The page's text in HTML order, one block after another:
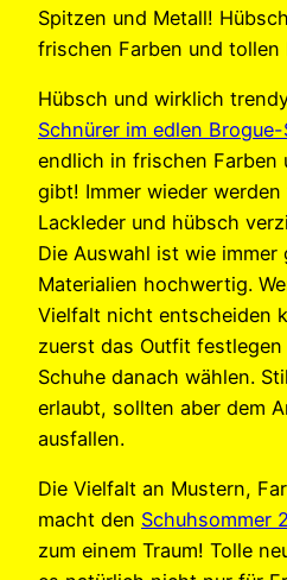
Spitzen und Metall!
frischen Farben und tollen
Hübsch und wirklich
Schnürer im edlen
endlich in frischen Farben
gibt! Immer wieder
Lackleder und hübsch
Die Auswahl ist wie
Materialien hochwertig.
Vielfalt nicht entscheiden
zuerst das Outfit
Schuhe danach wählen.
erlaubt, sollten aber dem
ausfallen.
Die Vielfalt an Mustern,
macht den Schuhsommer
zum einem Traum! Tolle